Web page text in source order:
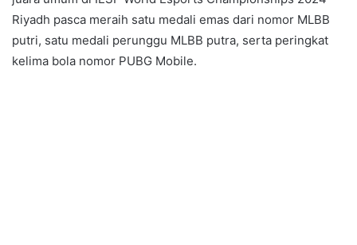
Riyadh pasca meraih satu medali emas dari nomor MLBB
putri, satu medali perunggu MLBB putra, serta peringkat
kelima bola nomor PUBG Mobile.